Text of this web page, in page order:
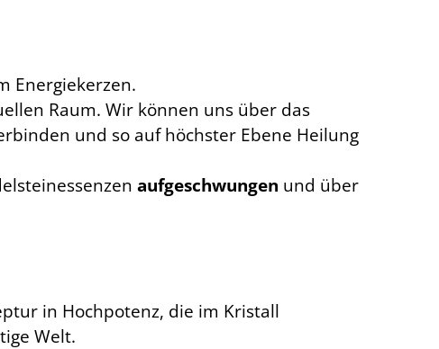
Energiekerzen.
Raum. Wir können uns über das
und so auf höchster Ebene Heilung
aufgeschwungen und über
in Hochpotenz, die im Kristall
Welt.